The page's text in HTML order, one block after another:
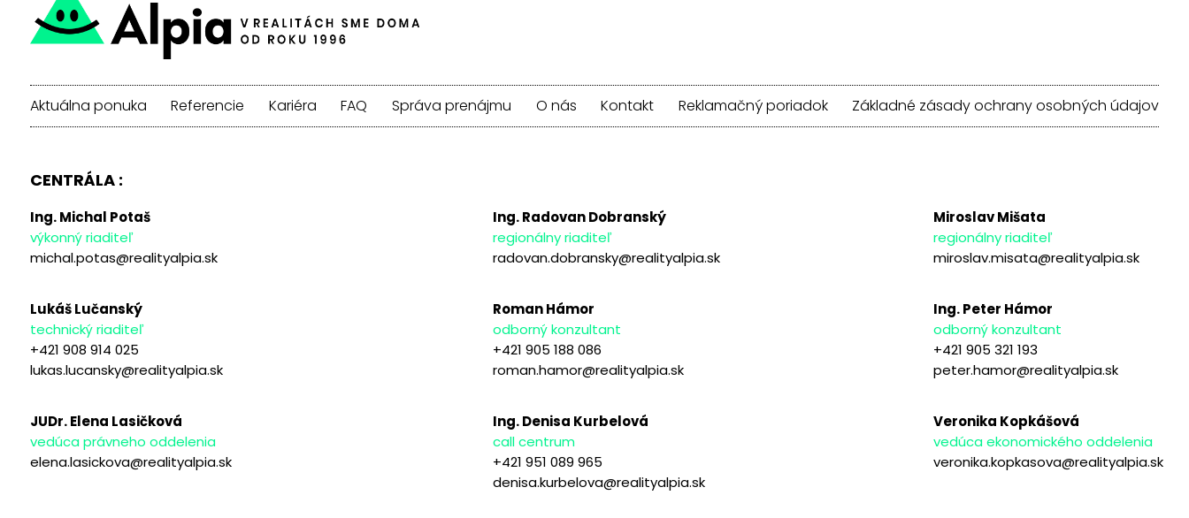
Aktuálna ponuka Referencie Kariéra FAQ Správa prenájmu O nás Kontakt Reklamačný poriadok Základné zásady ochrany osobných údajov
CENTRÁLA :
Ing. Michal Potaš
výkonný riaditeľ
michal.potas@realityalpia.sk
Ing. Radovan Dobranský
regionálny riaditeľ
radovan.dobransky@realityalpia.sk
Miroslav Mišata
regionálny riaditeľ
miroslav.misata@realityalpia.sk
Lukáš Lučanský
technický riaditeľ
+421 908 914 025
lukas.lucansky@realityalpia.sk
Roman Hámor
odborný konzultant
+421 905 188 086
roman.hamor@realityalpia.sk
Ing. Peter Hámor
odborný konzultant
+421 905 321 193
peter.hamor@realityalpia.sk
JUDr. Elena Lasičková
vedúca právneho oddelenia
elena.lasickova@realityalpia.sk
Ing. Denisa Kurbelová
call centrum
+421 951 089 965
denisa.kurbelova@realityalpia.sk
Veronika Kopkášová
vedúca ekonomického oddelenia
veronika.kopkasova@realityalpia.sk